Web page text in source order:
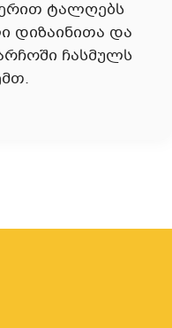
ტალღებს
დიზაინითა და
ჩასმულს